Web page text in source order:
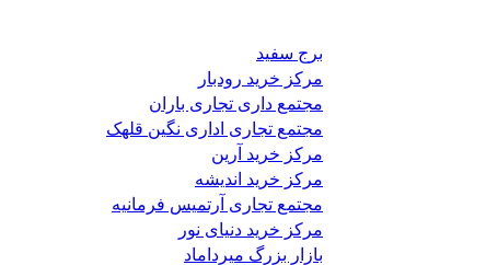
برج سفید
مرکز خرید رودبار
مجتمع داری تجاری باران
مجتمع تجاری اداری نگین قلهک
مرکز خرید آرین
مرکز خرید اندیشه
مجتمع تجاری آرتمیس فرمانیه
مرکز خرید دنیای نور
بازار بزرگ میرداماد